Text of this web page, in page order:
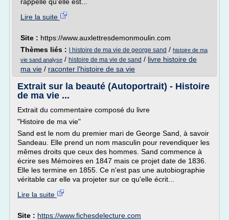
Lire la suite
Site : https://www.auxlettresdemonmoulin.com
Thèmes liés :
l histoire de ma vie de george sand / histoire de ma
vie sand analyse / histoire de ma vie de sand / livre histoire de
ma vie / raconter l'histoire de sa vie
Extrait sur la beauté (Autoportrait) - Histoire
de ma vie ...
Extrait du commentaire composé du livre
"Histoire de ma vie"
Sand est le nom du premier mari de George Sand, à savoir
Sandeau. Elle prend un nom masculin pour revendiquer les
mêmes droits que ceux des hommes. Sand commence à
écrire ses Mémoires en 1847 mais ce projet date de 1836.
Elle les termine en 1855. Ce n'est pas une autobiographie
véritable car elle va projeter sur ce qu'elle écrit...
Lire la suite
Site : https://www.fichesdelecture.com